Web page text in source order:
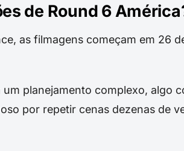
de Round 6
as filmagens começam em 26
planejamento complexo, algo
por repetir cenas dezenas de